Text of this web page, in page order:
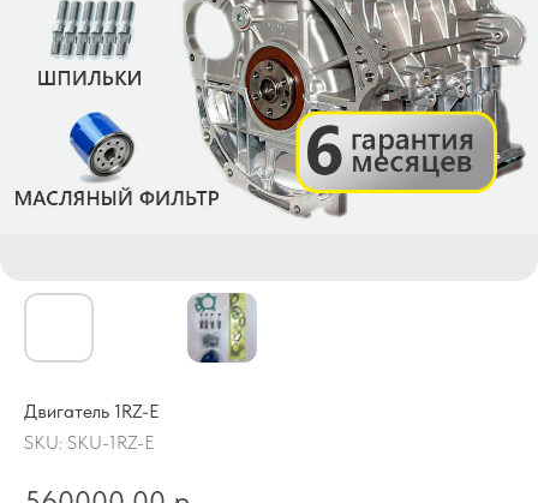
Двигатель 1RZ-E
SKU: SKU-1RZ-E